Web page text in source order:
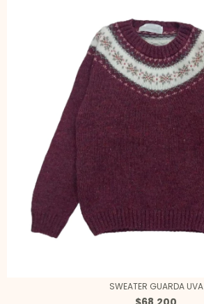
SWEATER GUARDA UVA